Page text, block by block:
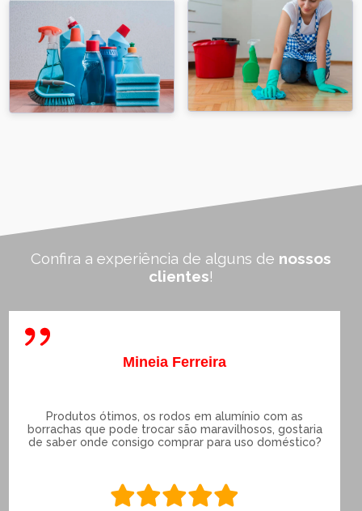
Confira a experiência de alguns de nossos
clientes!
Mineia Ferreira
Produtos ótimos, os rodos em alumínio com as
borrachas que pode trocar são maravilhosos, gostaria
de saber onde consigo comprar para uso doméstico?